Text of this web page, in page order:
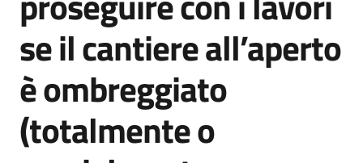
Atti
Bandi
Argomenti
se il cantiere all’aperto
è ombreggiato
(totalmente o